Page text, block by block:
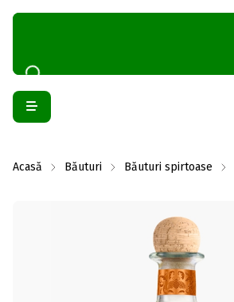
Acasă Băuturi Băuturi spirtoase